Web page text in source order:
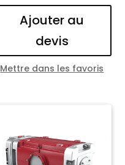
Ajouter au
devis
Mettre dans les favoris